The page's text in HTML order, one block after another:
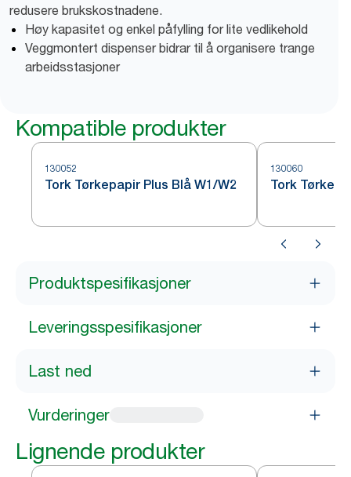
redusere brukskostnadene.
Høy kapasitet og enkel påfylling for lite vedlikehold
Veggmontert dispenser bidrar til å organisere trange
arbeidsstasjoner
Kompatible produkter
130052
Tork Tørkepapir Plus Blå W1/W2
130060
Tork
Produktspesifikasjoner
Leveringsspesifikasjoner
Last ned
Vurderinger
Lignende produkter